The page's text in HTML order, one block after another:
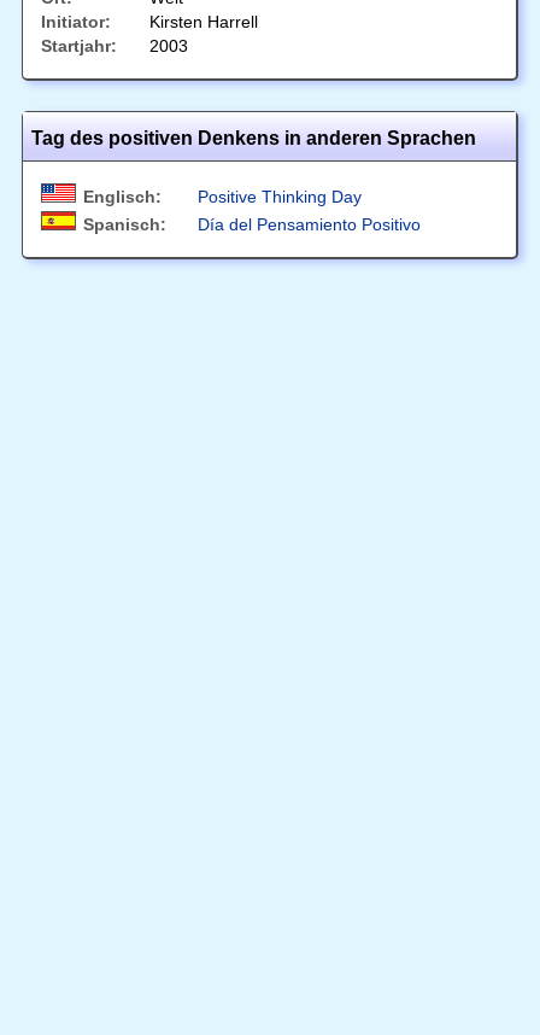
Initiator:
Kirsten Harrell
Startjahr:
2003
Tag des positiven Denkens in anderen Sprachen
Englisch:
Positive Thinking Day
Spanisch:
Día del Pensamiento Positivo